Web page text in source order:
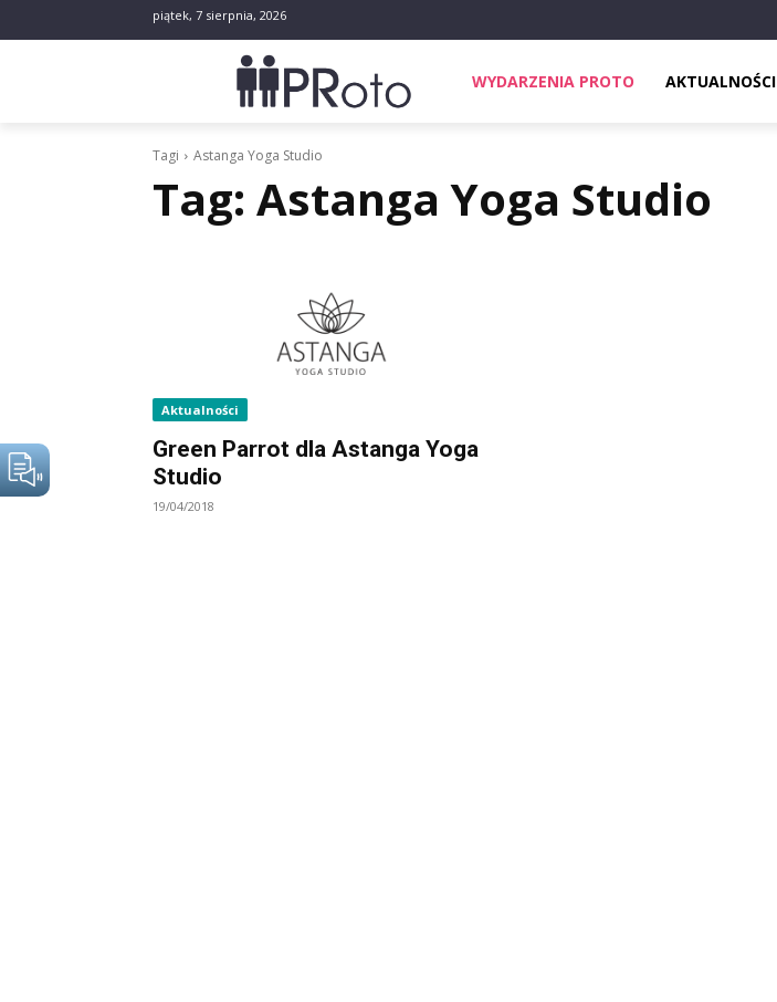
piątek, 7 sierpnia, 2026
WYDARZENIA PROTO AKTUALNOŚCI
Tagi Astanga Yoga Studio
Tag: Astanga Yoga Studio
Aktualności
Green Parrot dla Astanga Yoga
Studio
19/04/2018